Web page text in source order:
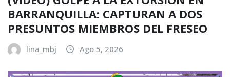
BARRANQUILLA: CAPTURAN A DOS
PRESUNTOS MIEMBROS DEL FRESEO
lina_mbj Ago 5, 2026